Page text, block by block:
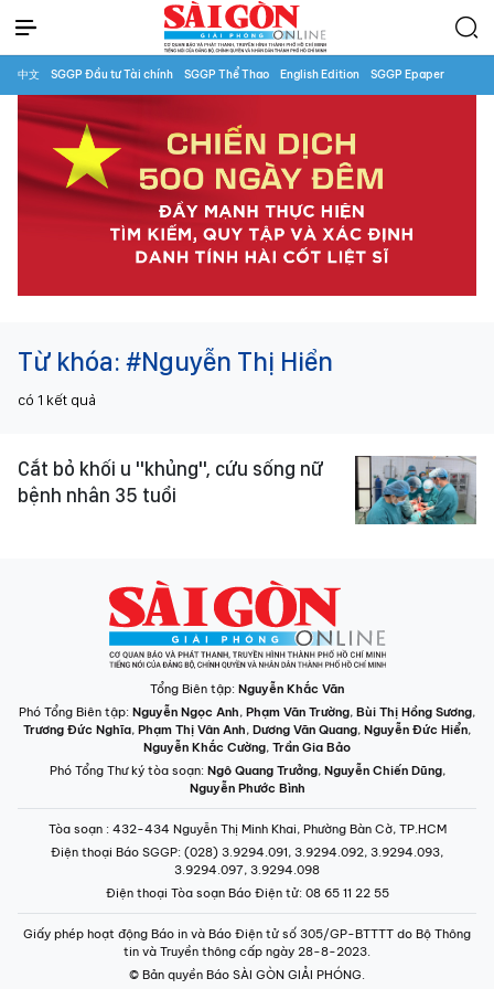
中文 SGGP Đầu tư Tài chính SGGP Thể Thao English Edition SGGP Epaper
Từ khóa: #Nguyễn Thị Hiển
có 1 kết quả
Cắt bỏ khối u "khủng", cứu sống nữ
bệnh nhân 35 tuổi
Tổng Biên tập: Nguyễn Khắc Văn
Phó Tổng Biên tập: Nguyễn Ngọc Anh, Phạm Văn Trường, Bùi Thị Hồng Sương,
Trương Đức Nghĩa, Phạm Thị Vân Anh, Dương Văn Quang, Nguyễn Đức Hiển,
Nguyễn Khắc Cường, Trần Gia Bảo
Phó Tổng Thư ký tòa soạn: Ngô Quang Trưởng, Nguyễn Chiến Dũng,
Nguyễn Phước Bình
Tòa soạn : 432-434 Nguyễn Thị Minh Khai, Phường Bàn Cờ, TP.HCM
Điện thoại Báo SGGP: (028) 3.9294.091, 3.9294.092, 3.9294.093,
3.9294.097, 3.9294.098
Điện thoại Tòa soạn Báo Điện tử: 08 65 11 22 55
Giấy phép hoạt động Báo in và Báo Điện tử số 305/GP-BTTTT do Bộ Thông
tin và Truyền thông cấp ngày 28-8-2023.
© Bản quyền Báo SÀI GÒN GIẢI PHÓNG.